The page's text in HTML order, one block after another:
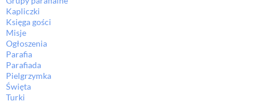
Kapliczki
Księga gości
Misje
Ogłoszenia
Parafia
Parafiada
Pielgrzymka
Święta
Turki